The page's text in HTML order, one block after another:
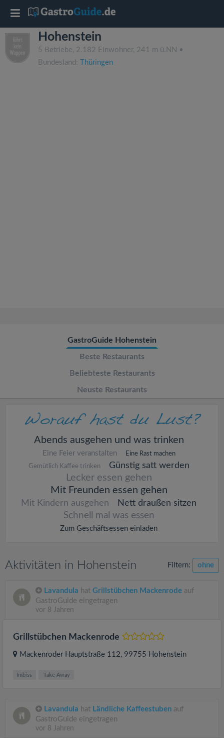
Hohenstein
5 Betriebe, 2.182 Einwohner, 241 m ü.NN •
Bundesland:
Thüringen
GastroGuide Hohenstein
Beste Restaurants
Beliebteste Restaurants
Neuste Restaurants
Abends ausgehen und was trinken
Eine Feier veranstalten
Eine Rast machen
Gemütlich Kaffee trinken
Günstig satt werden
Lecker essen gehen
Mit Freunden essen gehen
Mit Kindern ausgehen Nett draußen sitzen
Schnell mal was essen
Zum Geschäftsessen einladen
Aktivitäten in Hohenstein Filtern: ohne
Lavandula hat Grillstübchen Mackenrode auf
GastroGuide eingetragen
vor 8 Jahren
Grillstübchen Mackenrode
Mackenroder Hauptstraße 112, 99755 Hohenstein
Imbiss Take Away
Lavandula hat Ländliche Kaffeestuben auf
GastroGuide eingetragen
vor 8 Jahren
T